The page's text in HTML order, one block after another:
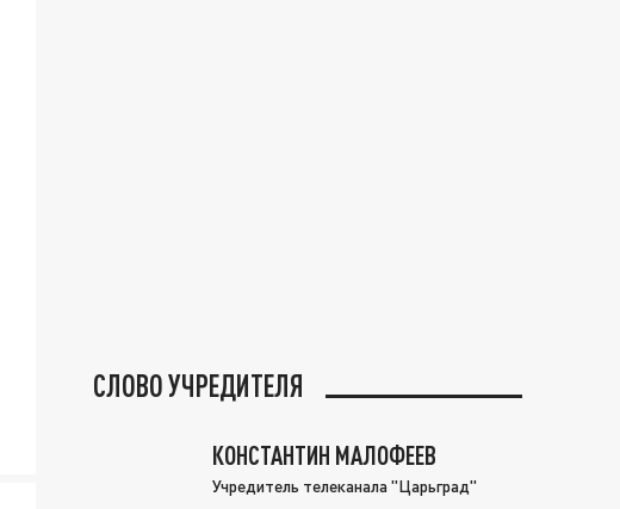
СЛОВО УЧРЕДИТЕЛЯ
КОНСТАНТИН МАЛОФЕЕВ
Учредитель телеканала "Царьград"